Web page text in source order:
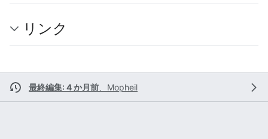
リンク
最終編集: 4 か月前 Mopheil